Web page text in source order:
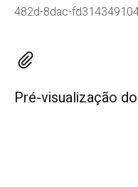
482d-8dac-
Pré-visualização